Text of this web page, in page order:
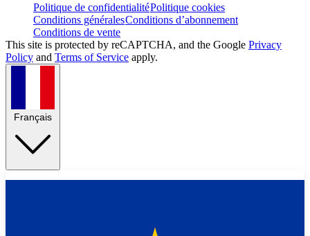
Politique de confidentialitéPolitique cookies
Conditions généralesConditions d’abonnement
Conditions de vente
This site is protected by reCAPTCHA, and the Google Privacy
Policy and Terms of Service apply.
Français